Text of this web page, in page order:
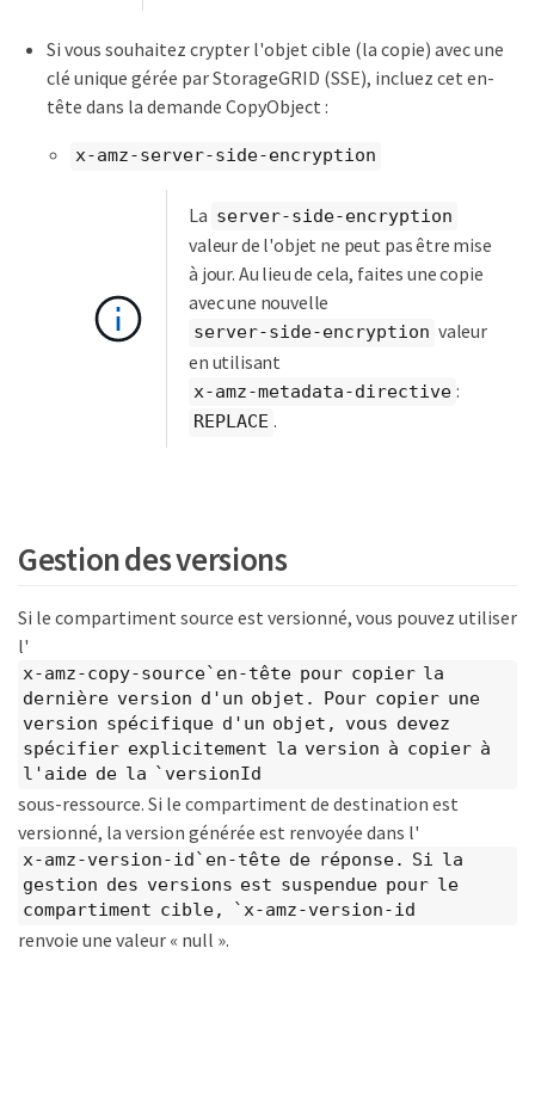
Si vous souhaitez crypter l'objet cible (la copie) avec une
clé unique gérée par StorageGRID (SSE), incluez cet en-
tête dans la demande CopyObject :
x-amz-server-side-encryption
La server-side-encryption
valeur de l'objet ne peut pas être mise
à jour. Au lieu de cela, faites une copie
avec une nouvelle
server-side-encryption valeur
en utilisant
x-amz-metadata-directive :
REPLACE .
Gestion des versions
Si le compartiment source est versionné, vous pouvez utiliser
l'
x-amz-copy-source`en-tête pour copier la
dernière version d'un objet. Pour copier une
version spécifique d'un objet, vous devez
spécifier explicitement la version à copier à
l'aide de la `versionId
sous-ressource. Si le compartiment de destination est
versionné, la version générée est renvoyée dans l'
x-amz-version-id`en-tête de réponse. Si la
gestion des versions est suspendue pour le
compartiment cible, `x-amz-version-id
renvoie une valeur « null ».